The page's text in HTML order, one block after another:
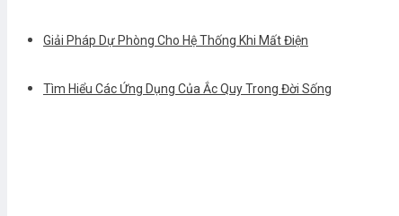
Giải Pháp Dự Phòng Cho Hệ Thống Khi Mất Điện
Tìm Hiểu Các Ứng Dụng Của Ắc Quy Trong Đời Sống